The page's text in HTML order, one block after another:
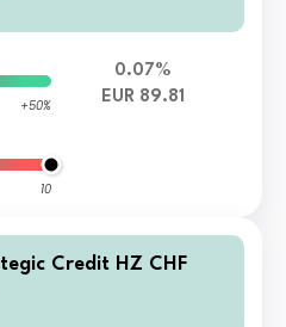
+50%
10
0.07%
EUR 89.81
Credit HZ CHF